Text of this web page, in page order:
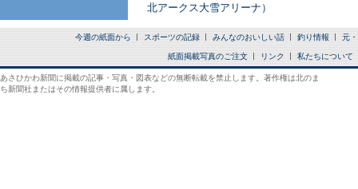
北アークス大雪アリーナ）
今週の紙面から スポーツの記録 みんなのおいしい話 釣り情報 元
紙面掲載写真のご注文 リンク 私たちについて
あさひかわ新聞に掲載の記事・写真・図表などの無断転載を禁止します。著作権は北のま
ち新聞社またはその情報提供者に属します。